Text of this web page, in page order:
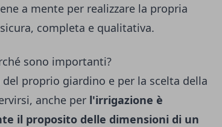
a mente per realizzare la propria
completa e qualitativa.
sono importanti?
del proprio giardino e per la scelta della
anche per l'irrigazione è
il proposito delle dimensioni di un